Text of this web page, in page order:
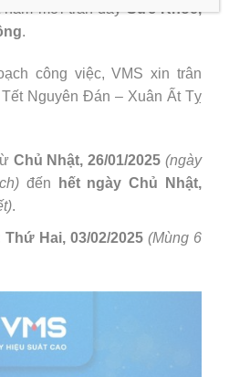
năm mới tràn đầySức Khỏe,
.
công việc, VMS xin trân
Nguyên Đán – Xuân Ất Tỵ
Chủ Nhật, 26/01/2025 (ngày
đến hết ngàyChủ Nhật,
.
Thứ Hai, 03/02/2025(Mùng 6